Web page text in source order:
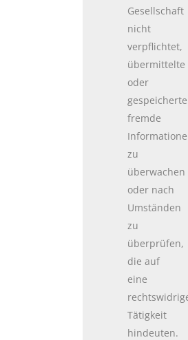
Gesellschaft
nicht
verpflichtet,
übermittelte
oder
gespeicherte
fremde
zu
überwachen
oder nach
Umständen
zu
überprüfen,
die auf
eine
Tätigkeit
hindeuten.